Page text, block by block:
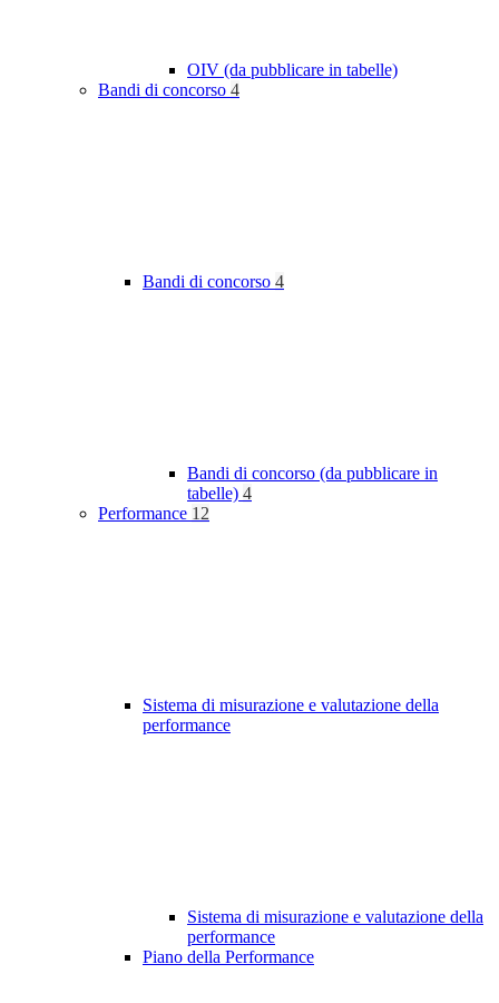
OIV (da pubblicare in tabelle)
Bandi di concorso 4
Bandi di concorso 4
Bandi di concorso (da pubblicare in
tabelle) 4
Performance 12
Sistema di misurazione e valutazione della
performance
Sistema di misurazione e valutazione della
performance
Piano della Performance